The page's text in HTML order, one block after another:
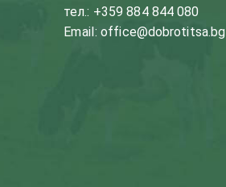
тел.: +359 884 844 080
Email:office@dobrotitsa.bg